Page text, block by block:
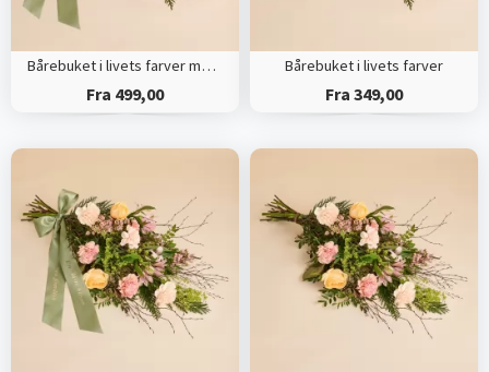
Bårebuket i livets farver med bånd
Fra 499,00
Bårebuket i livets farver
Fra 349,00